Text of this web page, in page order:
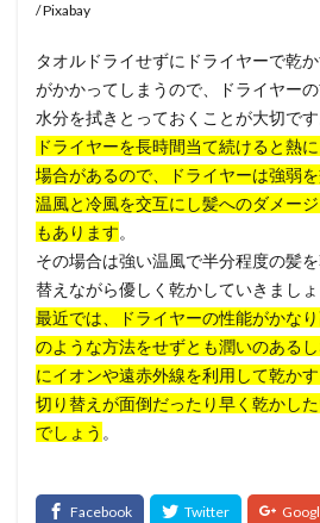
/ Pixabay
タオルドライせずにドライヤーで乾
がかかってしまうので、ドライヤー
水分を拭きとっておくことが大切です
ドライヤーを長時間当て続けると熱
場合があるので、ドライヤーは強弱を
温風と冷風を交互にし髪へのダメー
もあります。
その場合は強い温風で半分程度の髪
替えながら優しく乾かしていきましょ
最近では、ドライヤーの性能がかな
のような方法をせずとも潤いのある
にイオンや遠赤外線を利用して乾か
切り替えが面倒だったり早く乾かし
でしょう 。